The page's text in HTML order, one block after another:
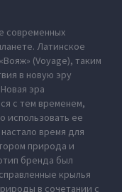
современных
Латинское
(Voyage), таким
в новую эру
эра
с тем временем,
использовать ее
время для
природа и
бренда был
крылья
в сочетании с